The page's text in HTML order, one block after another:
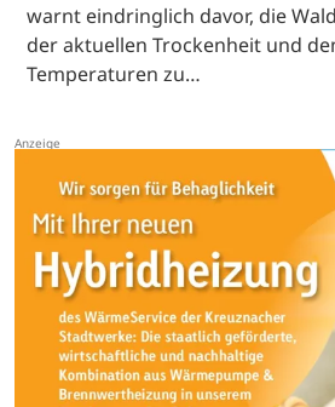
warnt eindringlich davor, die
der aktuellen Trockenheit und
Temperaturen zu…